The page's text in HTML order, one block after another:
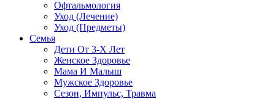
Офтальмология
Уход (Лечение)
Уход (Предметы)
Семья
Дети От 3-Х Лет
Женское Здоровье
Мама И Малыш
Мужское Здоровье
Сезон, Импульс, Травма